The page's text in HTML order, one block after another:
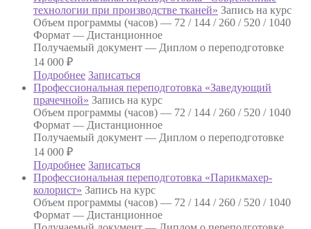
технологии при производстве тканей» Запись на курс
Объем программы (часов) — 72 / 144 / 260 / 520 / 1040
Формат — Дистанционное
Получаемый документ — Диплом о переподготовке
14 000 ₽
Подробнее Записаться
Профессиональная переподготовка «Заведующий
прачечной» Запись на курс
Объем программы (часов) — 72 / 144 / 260 / 520 / 1040
Формат — Дистанционное
Получаемый документ — Диплом о переподготовке
14 000 ₽
Подробнее Записаться
Профессиональная переподготовка «Парикмахер-
колорист» Запись на курс
Объем программы (часов) — 72 / 144 / 260 / 520 / 1040
Формат — Дистанционное